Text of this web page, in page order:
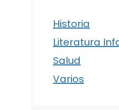
Historia
Literatura
Salud
Varios